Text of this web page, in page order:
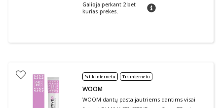
Galioja perkant 2 bet
kurias prekes.
patarimas
% tik internetu Tik internetu
WOOM
WOOM dantų pasta jautriems dantims visai